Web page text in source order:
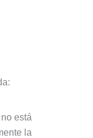
está
la